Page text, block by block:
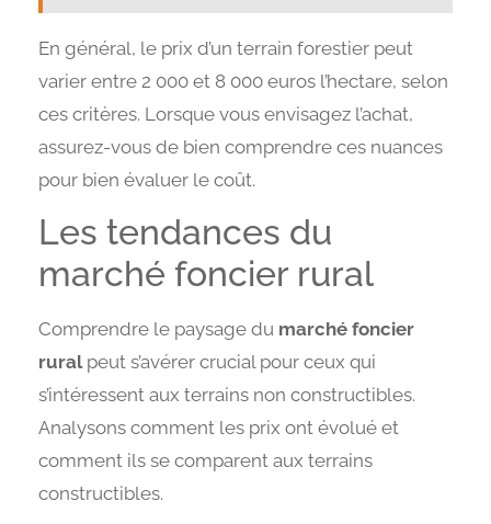
En général, le prix d’un terrain forestier peut
varier entre 2 000 et 8 000 euros l’hectare, selon
ces critères. Lorsque vous envisagez l’achat,
assurez-vous de bien comprendre ces nuances
pour bien évaluer le coût.
Les tendances du
marché foncier rural
Comprendre le paysage du marché foncier
ruralpeut s’avérer crucial pour ceux qui
s’intéressent aux terrains non constructibles.
Analysons comment les prix ont évolué et
comment ils se comparent aux terrains
constructibles.